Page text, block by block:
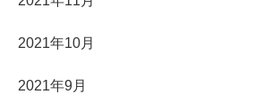
2021年10月
2021年9月